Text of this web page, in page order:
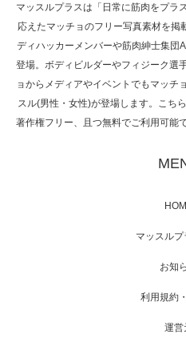
た（6/8放送）
映画「メカバ
【TV】NHK
マッスルプラスは「日常に筋肉をプラ
応えたマッチョのフリー写真素材を
ディハッカーメンバーや筋肉紳士集団
登場。ボディビルダーやフィジーク選
ョからメディアやイベントでもマッチ
スル(男性・女性)が登場します。こち
著作権フリー、且つ無料でご利用可能
マッスルプ
お知
利用規約
運営